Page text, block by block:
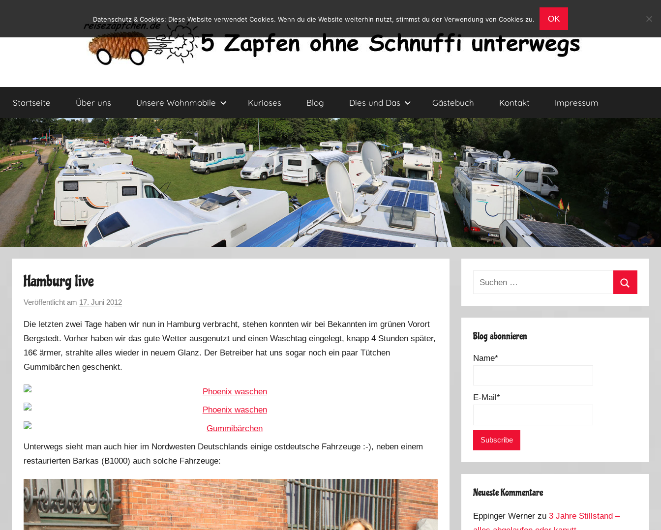
springen
Reiseblog
und
Leben
Wohnmobil
Startseite Über uns Unsere Wohnmobile Kurioses Blog Dies und Das Gästebuch Kontakt Impressum
Hamburg live
Veröffentlicht am 17. Juni 2012
n
M
a
Die letzten zwei Tage haben wir nun in Hamburg verbracht, stehen konnten wir bei Bekannten im grünen Vorort
Bergstedt. Vorher haben wir das gute Wetter ausgenutzt und einen Waschtag eingelegt, knapp 4 Stunden später,
16€ ärmer, strahlte alles wieder in neuem Glanz. Der Betreiber hat uns sogar noch ein paar Tütchen
Gummibärchen geschenkt.
Unterwegs sieht man auch hier im Nordwesten Deutschlands einige ostdeutsche Fahrzeuge :-), neben einem
restaurierten Barkas (B1000) auch solche Fahrzeuge:
Suchen
Blog abonnieren
Name*
E-Mail*
Neueste Kommentare
Eppinger Werner zu3 Jahre Stillstand –
Datenschutz & Cookies: Diese Website verwendet Cookies. Wenn du die Website weiterhin nutzt, stimmst du der Verwendung von Cookies zu. OK